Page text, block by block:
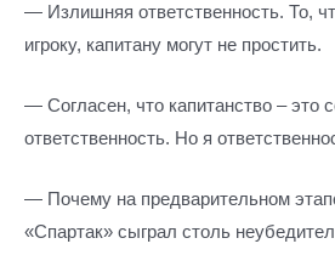
— Излишняя ответственность. То,
игроку, капитану могут не простить.
— Согласен, что капитанство – это
ответственность. Но я
— Почему на предварительном
«Спартак» сыграл столь